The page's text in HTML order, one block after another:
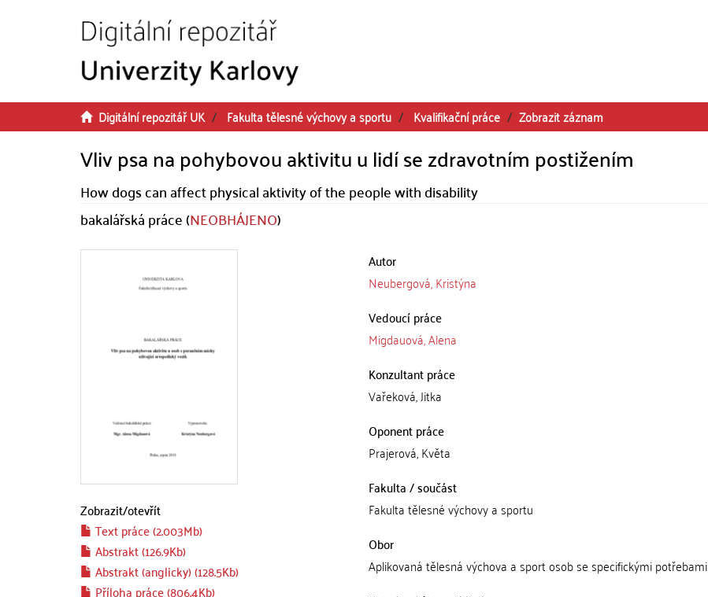
Digitální repozitář UK Fakulta tělesné výchovy a sportu Kvalifikační práce Zobrazit záznam
Vliv psa na pohybovou aktivitu u lidí se zdravotním postižením
How dogs can affect physical aktivity of the people with disability
bakalářská práce (NEOBHÁJENO)
Zobrazit/otevřít
Text práce (2.003Mb)
Abstrakt (126.9Kb)
Abstrakt (anglicky) (128.5Kb)
Příloha práce (806.4Kb)
Autor
Neubergová, Kristýna
Vedoucí práce
Migdauová, Alena
Konzultant práce
Vařeková, Jitka
Oponent práce
Prajerová, Květa
Fakulta / součást
Fakulta tělesné výchovy a sportu
Obor
Aplikovaná tělesná výchova a sport osob se specifickými potřebami